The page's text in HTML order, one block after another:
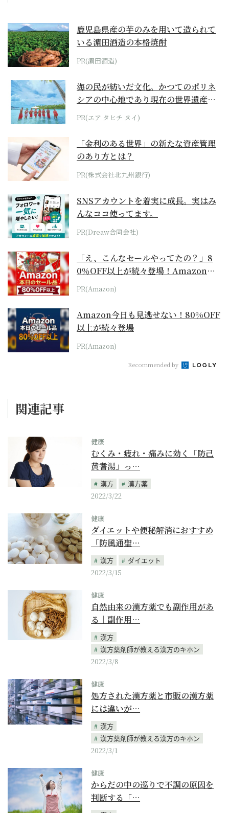
鹿児島県産の芋のみを用いて造られて
いる濵田酒造の本格焼酎
PR(濵田酒造)
海の民が紡いだ文化。かつてのポリネ
シアの中心地であり現在の世界遺産か
らみえてくる...
PR(エア タヒチ ヌイ)
「金利のある世界」の新たな資産管理
のあり方とは？
PR(株式会社北九州銀行)
SNSアカウントを着実に成長。実はみ
んなココ使ってます。
PR(Dreaw合同会社)
「え、こんなセールやってたの？」8
0％OFF以上が続々登場！Amazonの
本気が...
PR(Amazon)
Amazon今日も見逃せない！80%OFF
以上が続々登場
PR(Amazon)
Recommended by
関連記事
健康
むくみ・疲れ・痛みに効く「防己
黄耆湯」っ…
漢方
漢方薬
2022/3/22
健康
ダイエットや便秘解消におすすめ
「防風通聖…
漢方
ダイエット
2022/3/15
健康
自然由来の漢方薬でも副作用があ
る｜副作用…
漢方
漢方薬剤師が教える漢方のキホン
2022/3/8
健康
処方された漢方薬と市販の漢方薬
には違いが…
漢方
漢方薬剤師が教える漢方のキホン
2022/3/1
健康
からだの中の巡りで不調の原因を
判断する「…